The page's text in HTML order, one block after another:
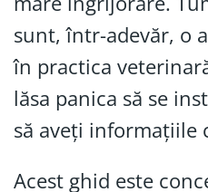
sunt, într-adevăr, o
în practica
lăsa panica să se
să aveți informațiile
Acest ghid este